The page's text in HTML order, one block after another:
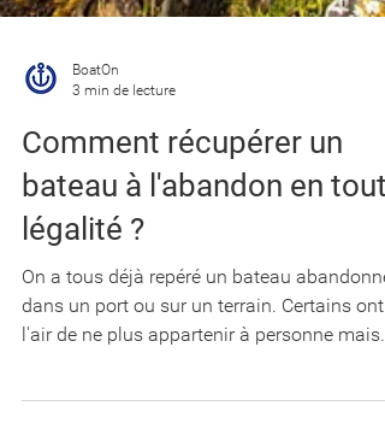
BoatOn
3 min de lecture
Comment récupérer un
bateau à l'abandon en toute